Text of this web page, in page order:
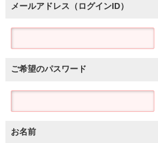
メールアドレス（ログインID）
ご希望のパスワード
お名前